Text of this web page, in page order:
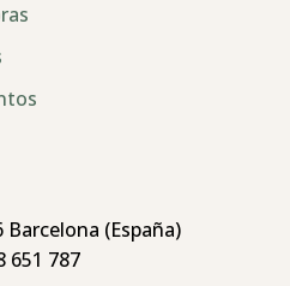
Barcelona (España)
651 787